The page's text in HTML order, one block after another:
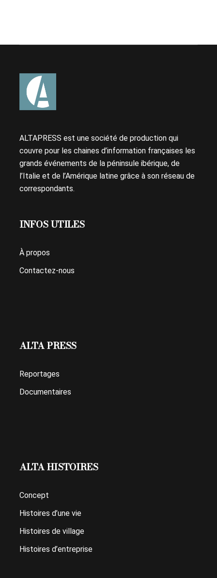
ALTAPRESS est une société de production qui
couvre pour les chaines d’information françaises les
grands événements de la péninsule ibérique, de
l’Italie et de l’Amérique latine grâce à son réseau de
correspondants.
INFOS UTILES
À propos
Contactez-nous
ALTA PRESS
Reportages
Documentaires
ALTA HISTOIRES
Concept
Histoires d’une vie
Histoires de village
Histoires d’entreprise